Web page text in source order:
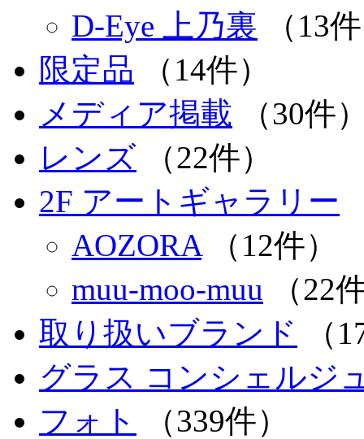
D-Eye 上乃裏 （13
限定品 （14件）
メディア掲載 （30件
レンズ （22件）
2F アートギャラリー
AOZORA（12件）
muu-moo-muu （22
取り扱いブランド
（
グラス コンシェルジ
フォト
（339件）